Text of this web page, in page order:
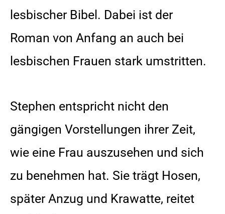
lesbischer Bibel. Dabei ist der
Roman von Anfang an auch bei
lesbischen Frauen stark umstritten.
Stephen entspricht nicht den
gängigen Vorstellungen ihrer Zeit,
wie eine Frau auszusehen und sich
zu benehmen hat. Sie trägt Hosen,
später Anzug und Krawatte, reitet